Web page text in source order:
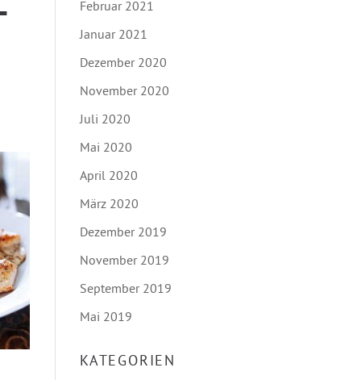
Februar 2021
Januar 2021
Dezember 2020
November 2020
Juli 2020
Mai 2020
April 2020
März 2020
Dezember 2019
November 2019
September 2019
Mai 2019
KATEGORIEN